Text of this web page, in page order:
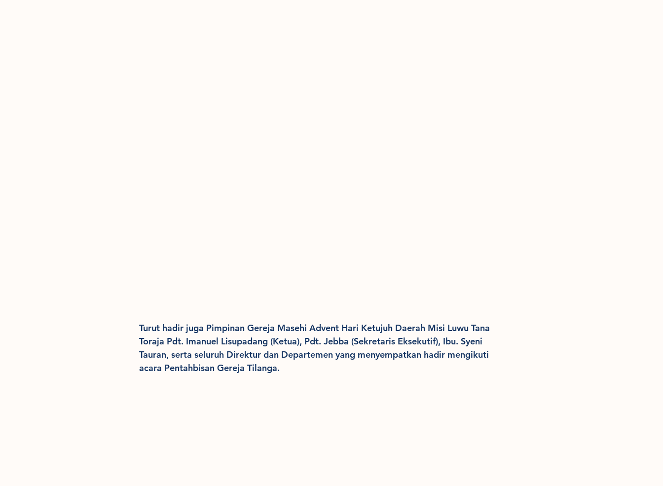
Turut hadir juga Pimpinan Gereja Masehi Advent Hari Ketujuh Daerah Misi Luwu Tana
Toraja Pdt. Imanuel Lisupadang (Ketua), Pdt. Jebba (Sekretaris Eksekutif), Ibu. Syeni
Tauran, serta seluruh Direktur dan Departemen yang menyempatkan hadir mengikuti
acara Pentahbisan Gereja Tilanga.